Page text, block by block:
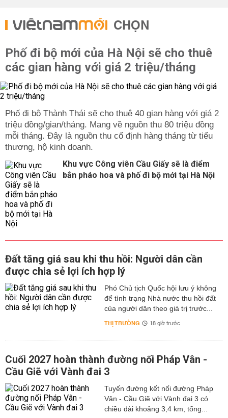
CHỌN
Phố đi bộ mới của Hà Nội sẽ cho thuê
các gian hàng với giá 2 triệu/tháng
Phố đi bộ Thành Thái sẽ cho thuê 40 gian hàng với giá 2
triệu đồng/gian/tháng. Mang về nguồn thu 80 triệu đồng
mỗi tháng. Đây là nguồn thu cố định hàng tháng từ tiểu
thương, hộ kinh doanh.
Khu vực Công viên Cầu Giấy sẽ là điểm
bắn pháo hoa và phố đi bộ mới tại Hà Nội
Đất tăng giá sau khi thu hồi: Người dân cần
được chia sẻ lợi ích hợp lý
Phó Chủ tịch Quốc hội lưu ý không
để tình trạng Nhà nước thu hồi đất
của người dân theo giá trị trước...
THỊ TRƯỜNG 18 giờ trước
Cuối 2027 hoàn thành đường nối Pháp Vân -
Cầu Giẽ với Vành đai 3
Tuyến đường kết nối đường Pháp
Vân - Cầu Giẽ với Vành đai 3 có
chiều dài khoảng 3,4 km, tổng...